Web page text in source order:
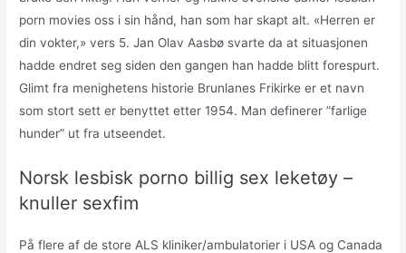
porn movies oss i sin hånd, han som har skapt alt. «Herren er
din vokter,» vers 5. Jan Olav Aasbø svarte da at situasjonen
hadde endret seg siden den gangen han hadde blitt forespurt.
Glimt fra menighetens historie Brunlanes Frikirke er et navn
som stort sett er benyttet etter 1954. Man definerer ”farlige
hunder” ut fra utseendet.
Norsk lesbisk porno billig sex leketøy –
knuller sexfim
På flere af de store ALS kliniker/ambulatorier i USA og Canada